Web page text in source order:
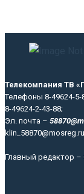
Телекомпания ТВ
Телефоны 8-49624-5-
8-49624-2-43-88;
Эл. почта –
klin_58870@mosreg.ru
Главный редактор